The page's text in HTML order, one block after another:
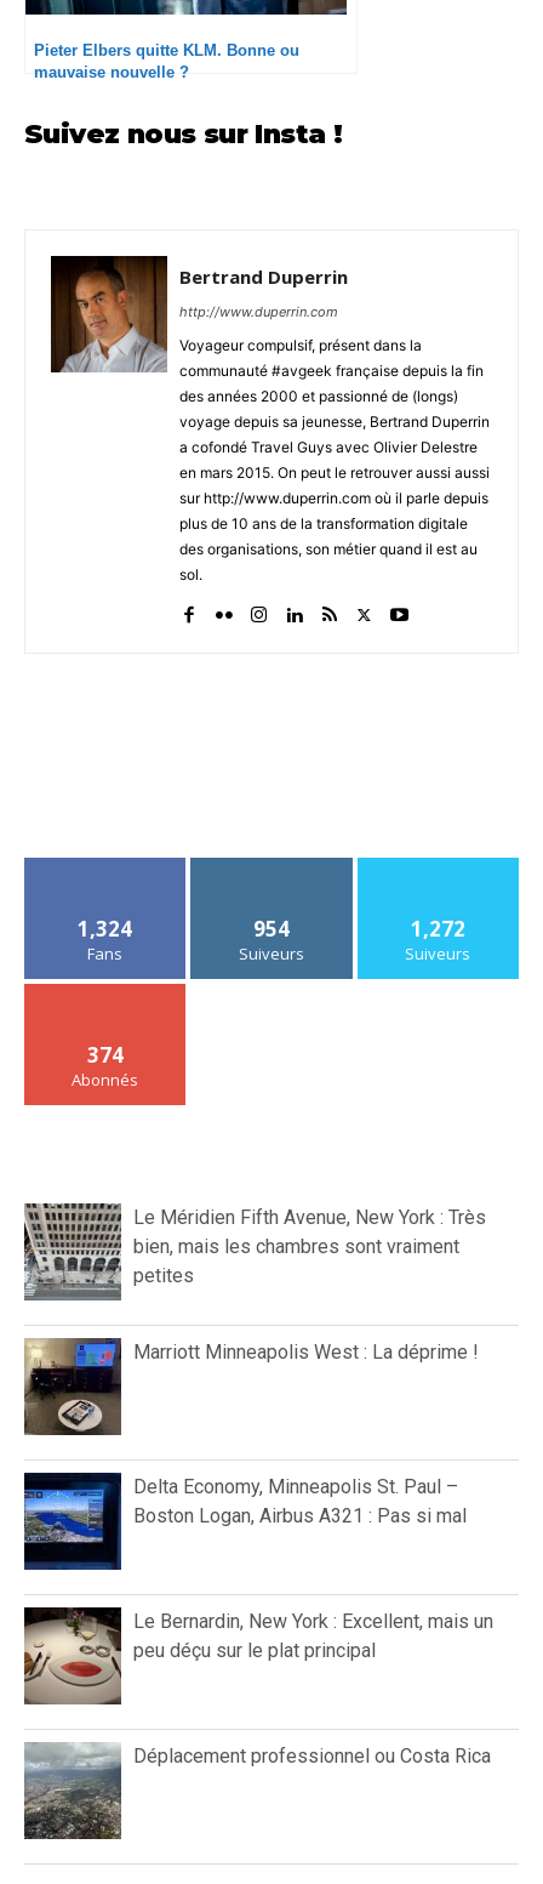
Pieter Elbers quitte KLM. Bonne ou
mauvaise nouvelle ?
Suivez nous sur Insta !
Bertrand Duperrin
http://www.duperrin.com
Voyageur compulsif, présent dans la
communauté #avgeek française depuis la fin
des années 2000 et passionné de (longs)
voyage depuis sa jeunesse, Bertrand Duperrin
a cofondé Travel Guys avec Olivier Delestre
en mars 2015. On peut le retrouver aussi aussi
sur http://www.duperrin.com où il parle depuis
plus de 10 ans de la transformation digitale
des organisations, son métier quand il est au
sol.
1,324
Fans
954
Suiveurs
1,272
Suiveurs
374
Abonnés
Le Méridien Fifth Avenue, New York : Très
bien, mais les chambres sont vraiment
petites
Marriott Minneapolis West : La déprime !
Delta Economy, Minneapolis St. Paul –
Boston Logan, Airbus A321 : Pas si mal
Le Bernardin, New York : Excellent, mais un
peu déçu sur le plat principal
Déplacement professionnel ou Costa Rica